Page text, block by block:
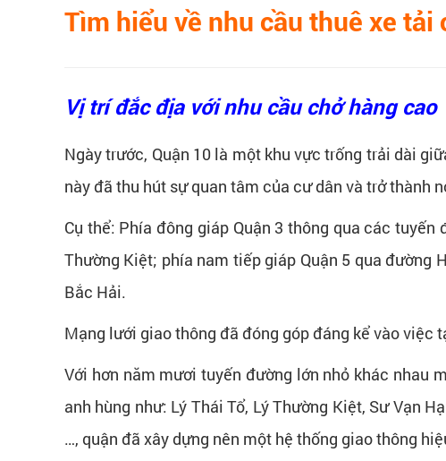
Tìm hiểu về nhu cầu thuê xe tải
Vị trí đắc địa với nhu cầu chở hàng cao
Ngày trước, Quận 10 là một khu vực trống trải dài
này đã thu hút sự quan tâm của cư dân và trở thành
Cụ thể: Phía đông giáp Quận 3 thông qua các
Thường Kiệt; phía nam tiếp giáp Quận 5 qua đường
Bắc Hải.
Mạng lưới giao thông đã đóng góp đáng kể vào việc
Với hơn năm mươi tuyến đường lớn nhỏ khác nhau
anh hùng như: Lý Thái Tổ, Lý Thường Kiệt, Sư Vạn
…, quận đã xây dựng nên một hệ thống giao thông